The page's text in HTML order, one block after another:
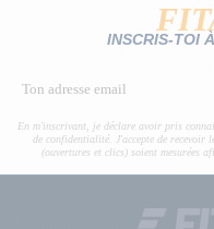
INSCRIS-TOI
En m'inscrivant, je déclare avoir pris
de confidentialité. J'accepte de recevoir
(ouvertures et clics) soient mesurées